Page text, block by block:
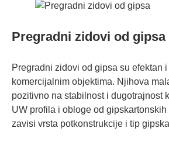
Pregradni zidovi od gipsa
Pregradni zidovi od gipsa su efektan
komercijalnim objektima. Njihova
pozitivno na stabilnost i dugotrajnost
UW profila i obloge od
zavisi vrsta potkonstrukcije i tip